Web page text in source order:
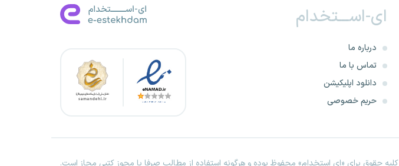
ای-اســـتخدام
درباره ما
تماس با ما
دانلود اپلیکیشن
حریم خصوصی
کلیه حقوق برای «ای استخدام» محفوظ بوده و هرگونه استفاده از مطالب صرفا با مجوز کتبی مجاز است.